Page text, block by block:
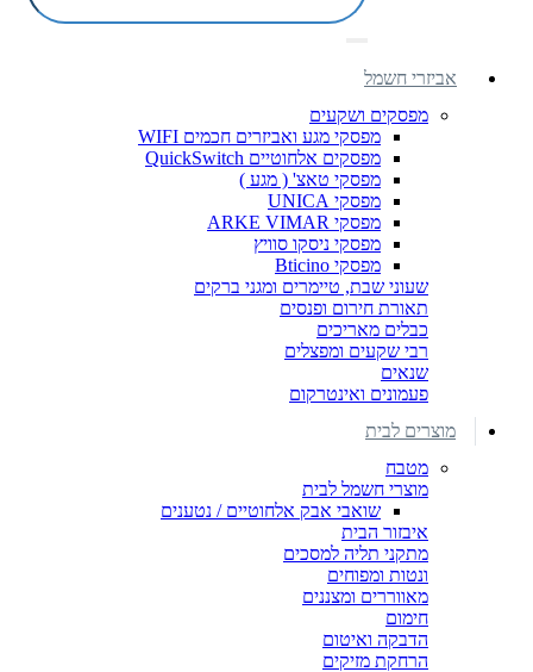
אביזרי חשמל
מפסקים ושקעים
מפסקי מגע ואביזרים חכמים WIFI
מפסקים אלחוטיים QuickSwitch
מפסקי טאצ' ( מגע )
מפסקי UNICA
מפסקי ARKE VIMAR
מפסקי ניסקו סוויץ
מפסקי Bticino
שעוני שבת, טיימרים ומגני ברקים
תאורת חירום ופנסים
כבלים מאריכים
רבי שקעים ומפצלים
שנאים
פעמונים ואינטרקום
מוצרים לבית
מטבח
מוצרי חשמל לבית
שואבי אבק אלחוטיים / נטענים
איבזור הבית
מתקני תליה למסכים
ונטות ומפוחים
מאווררים ומצננים
חימום
הדבקה ואיטום
הרחקת מזיקים